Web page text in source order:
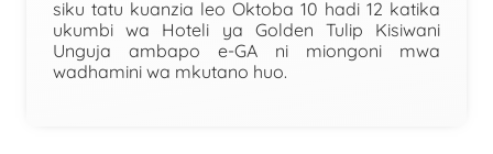
siku tatu kuanzia leo Oktoba 10 hadi 12 katika
ukumbi wa Hoteli ya Golden Tulip Kisiwani
Unguja ambapo e-GA ni miongoni mwa
wadhamini wa mkutano huo.